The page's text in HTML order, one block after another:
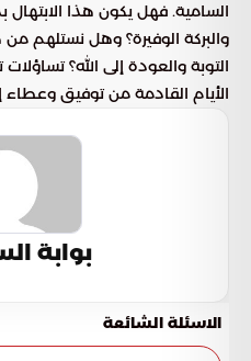
السامية. فهل يكون هذا الابتهال
والبركة الوفيرة؟ وهل نستلهم
التوبة والعودة إلى الله؟
الأيام القادمة من توفيق وعطاء
بوابة
الاسئلة الشائعة